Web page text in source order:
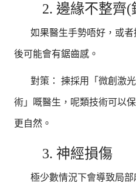
2. 邊緣不整齊(
如果醫生手勢唔好，或
後可能會有鋸齒感。
對策： 揀採用「微創激
術」嘅醫生，呢類技術可以
更自然。
3. 神經損傷
極少數情況下會導致局部